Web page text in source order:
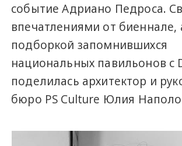
событие Адриано Педроса.
впечатлениями от биеннале,
подборкой запомнившихся
национальных павильонов с
поделилась архитектор и
бюро PS Culture Юлия